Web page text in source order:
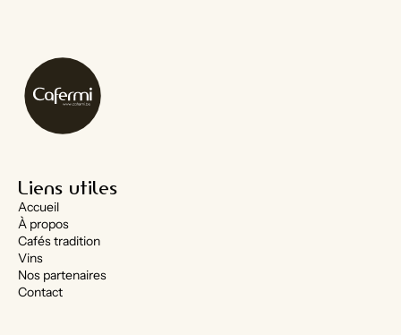
Liens utiles
Accueil
À propos
Cafés tradition
Vins
Nos partenaires
Contact